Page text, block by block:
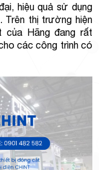
hiệu quả sử dụng
Trên thị trường hiện
của Hãng đang rất
các công trình có